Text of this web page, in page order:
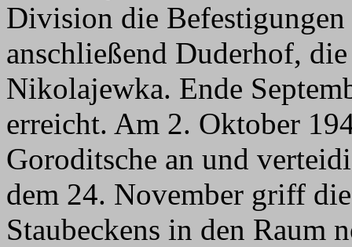
Division die
anschließend Duderhof,
Nikolajewka. Ende
erreicht. Am 2. Oktober
Goroditsche an und
dem 24. November griff
Staubeckens in den Raum